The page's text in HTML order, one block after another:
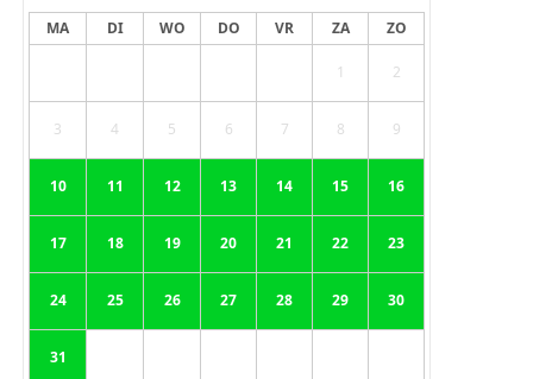
MA DI WO DO VR ZA ZO
1 2
3 4 5 6 7 8 9
10 11 12 13 14 15 16
17 18 19 20 21 22 23
24 25 26 27 28 29 30
31